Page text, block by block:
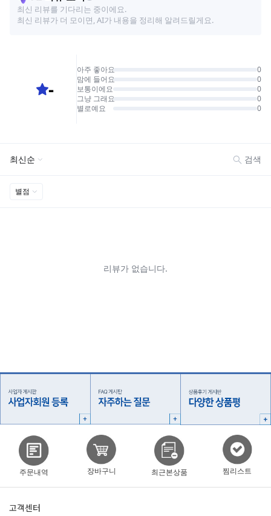
주문내역 장바구니 최근본상품 찜리스트
고객센터